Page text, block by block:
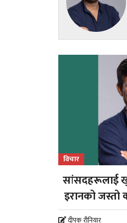
विचार
सांसदहरूलाई
इरानको जस्तो
दीपक रौनियार